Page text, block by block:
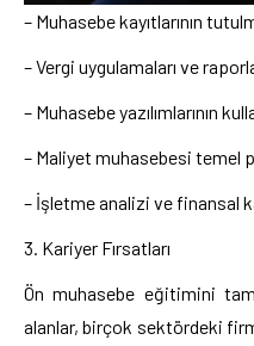
– Muhasebe kayıtlarının
– Vergi uygulamaları ve
– Muhasebe yazılımlarının
– Maliyet muhasebesi temel
– İşletme analizi ve finansal
3. Kariyer Fırsatları
Ön muhasebe eğitimini
alanlar, birçok sektördeki